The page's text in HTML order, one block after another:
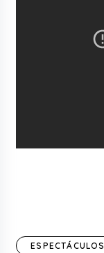
ESPECTÁCULOS